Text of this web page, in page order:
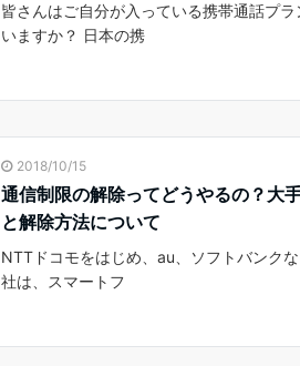
皆さんはご自分が入っている携帯通話プ
いますか？ 日本の携
2018/10/15
通信制限の解除ってどうやるの？大
と解除方法について
NTTドコモをはじめ、au、ソフトバンク
社は、スマートフ